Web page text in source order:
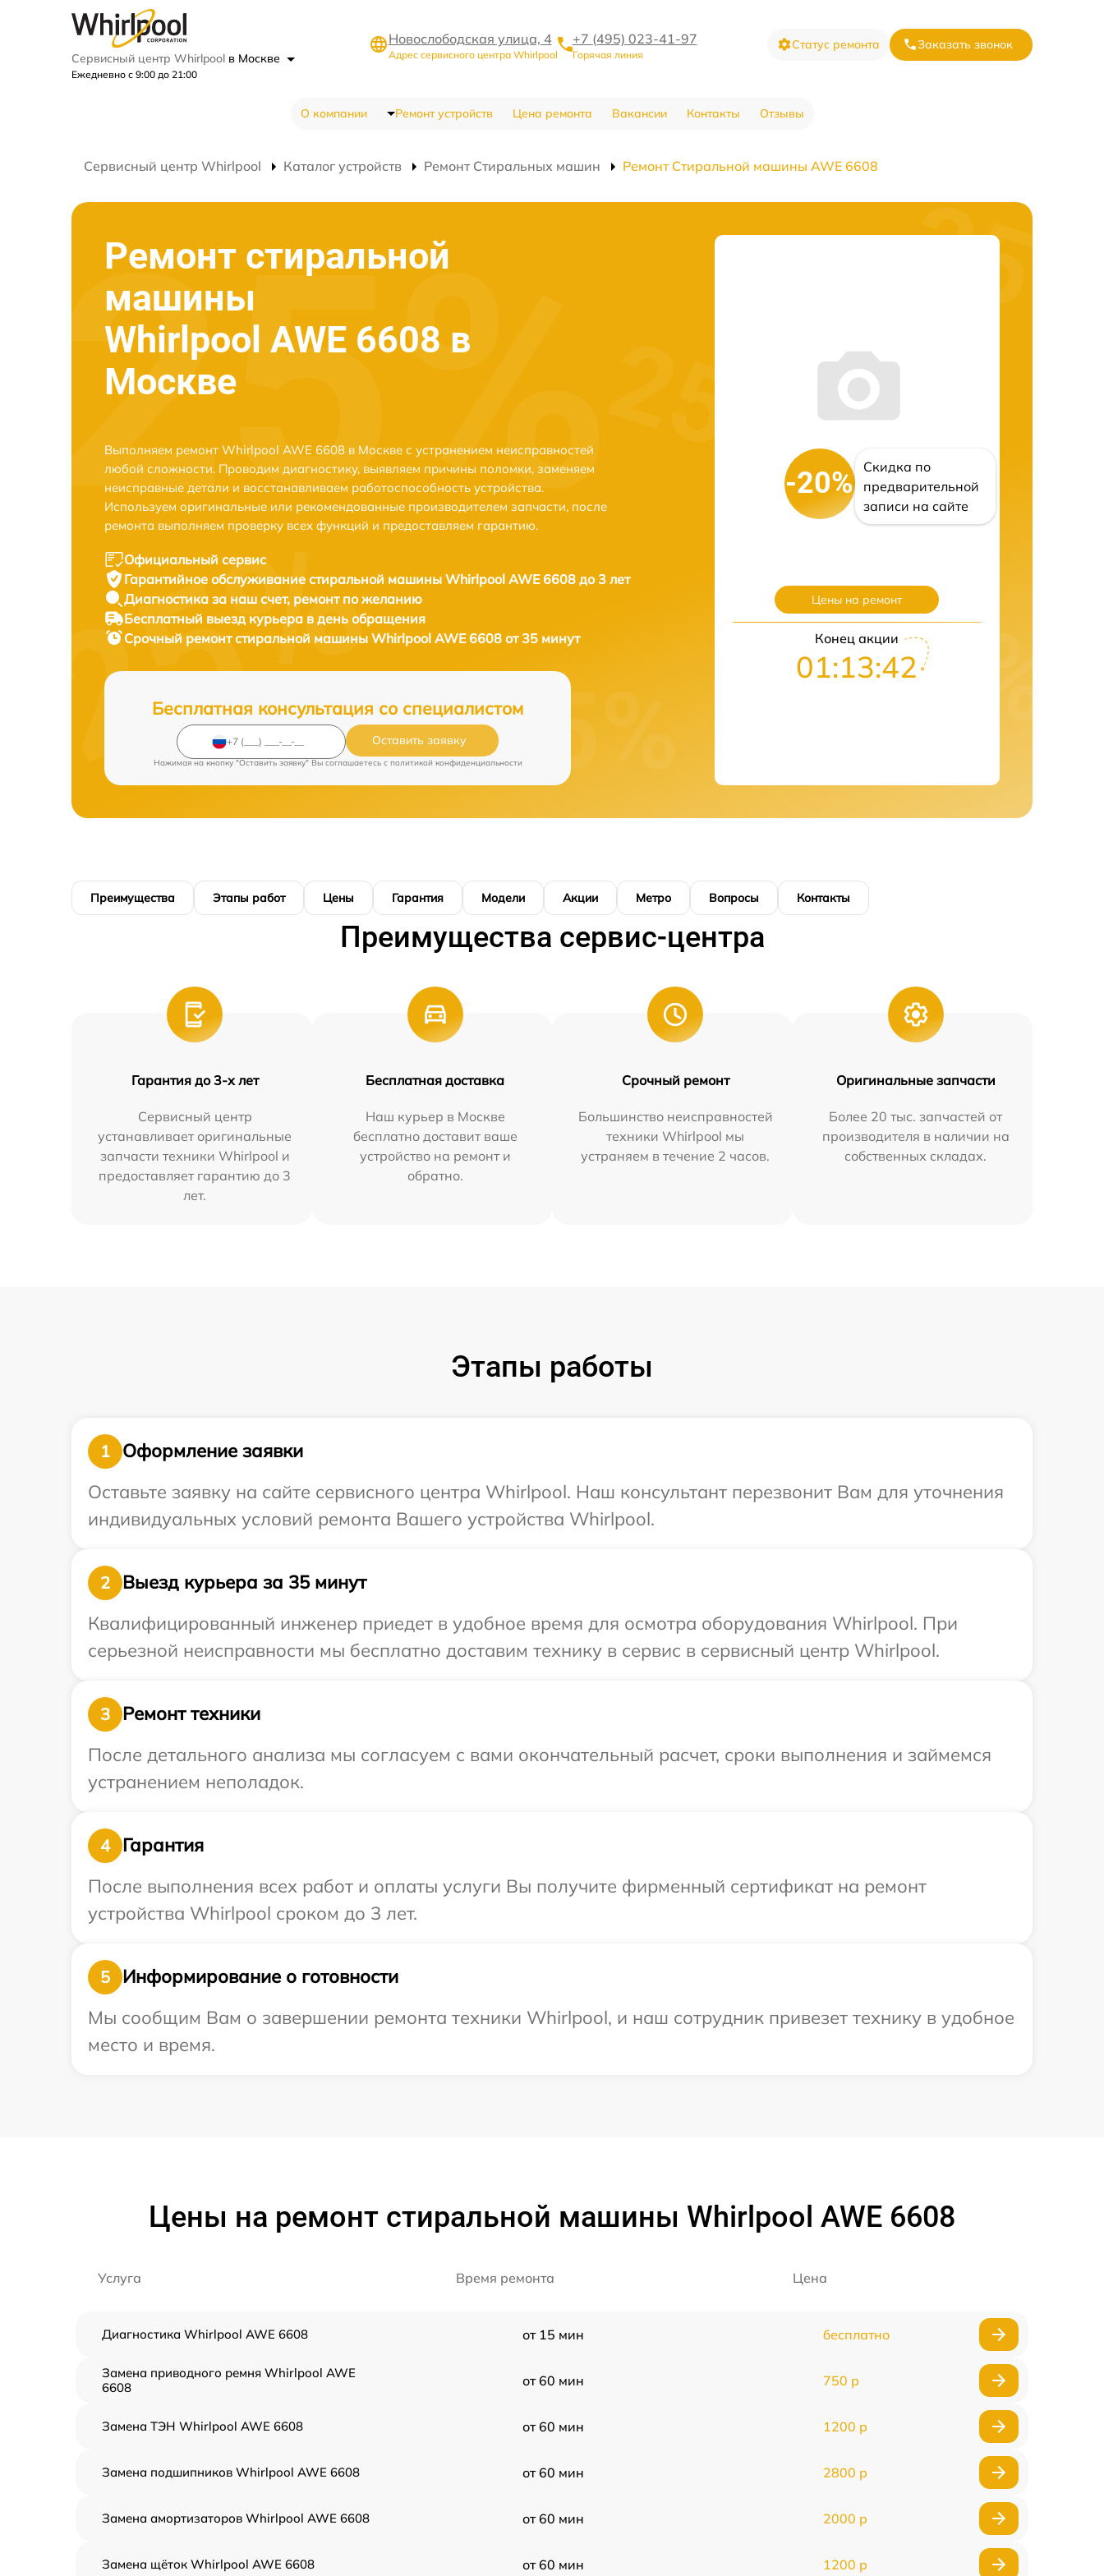
Сервисный центр Whirlpool в Москве
Ежедневно с 9:00 до 21:00
Новослободская улица, 4
Адрес сервисного центра Whirlpool
+7 (495) 023-41-97
Горячая линия
Статус ремонта Заказать звонок
О компании Ремонт устройств Цена ремонта Вакансии Контакты Отзывы
Сервисный центр Whirlpool Каталог устройств Ремонт Стиральных машин Ремонт Стиральной машины AWE 6608
Ремонт стиральной
машины
Whirlpool AWE 6608 в
Москве
Выполняем ремонт Whirlpool AWE 6608 в Москве с устранением неисправностей
любой сложности. Проводим диагностику, выявляем причины поломки, заменяем
неисправные детали и восстанавливаем работоспособность устройства.
Используем оригинальные или рекомендованные производителем запчасти, после
ремонта выполняем проверку всех функций и предоставляем гарантию.
Официальный сервис
Гарантийное обслуживание стиральной машины Whirlpool AWE 6608 до 3 лет
Диагностика за наш счет, ремонт по желанию
Бесплатный выезд курьера в день обращения
Срочный ремонтстиральной машины Whirlpool AWE 6608 от 35 минут
Бесплатная консультация со специалистом
Оставить заявку
Нажимая на кнопку "Оставить заявку" Вы соглашаетесь c политикой конфиденциальности
-20%
Скидка по
предварительной
записи на сайте
Цены на ремонт
Конец акции
01:13:42
Преимущества Этапы работ Цены Гарантия Модели Акции Метро Вопросы Контакты
Преимущества сервис-центра
Гарантия до 3-х лет
Сервисный центр
устанавливает оригинальные
запчасти техники Whirlpool и
предоставляет гарантию до 3
лет.
Бесплатная доставка
Наш курьер в Москве
бесплатно доставит ваше
устройство на ремонт и
обратно.
Срочный ремонт
Большинство неисправностей
техники Whirlpool мы
устраняем в течение 2 часов.
Оригинальные запчасти
Более 20 тыс. запчастей от
производителя в наличии на
собственных складах.
Этапы работы
1
Оформление заявки
Оставьте заявку на сайте сервисного центра Whirlpool. Наш консультант перезвонит Вам для уточнения
индивидуальных условий ремонта Вашего устройства Whirlpool.
2
Выезд курьера за 35 минут
Квалифицированный инженер приедет в удобное время для осмотра оборудования Whirlpool. При
серьезной неисправности мы бесплатно доставим технику в сервис в сервисный центр Whirlpool.
3
Ремонт техники
После детального анализа мы согласуем с вами окончательный расчет, сроки выполнения и займемся
устранением неполадок.
4
Гарантия
После выполнения всех работ и оплаты услуги Вы получите фирменный сертификат на ремонт
устройства Whirlpool сроком до 3 лет.
5
Информирование о готовности
Мы сообщим Вам о завершении ремонта техники Whirlpool, и наш сотрудник привезет технику в удобное
место и время.
Цены на ремонт стиральной машины Whirlpool AWE 6608
Услуга Время ремонта Цена
Диагностика Whirlpool AWE 6608 от 15 мин бесплатно
Замена приводного ремня Whirlpool AWE
6608
от 60 мин 750 р
Замена ТЭН Whirlpool AWE 6608 от 60 мин 1200 р
Замена подшипников Whirlpool AWE 6608 от 60 мин 2800 р
Замена амортизаторов Whirlpool AWE 6608 от 60 мин 2000 р
Замена щёток Whirlpool AWE 6608 от 60 мин 1200 р